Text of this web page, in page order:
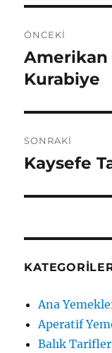
ÖNCEKI
Önceki
yazı:
Amerikan
Kurabiye
SONRAKI
Sonraki
Kaysefe
Ana
Aperatif
Balık